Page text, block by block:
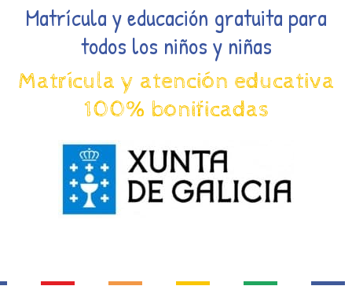
Matrícula y educación gratuita para
todos los niños y niñas
Matrícula y atención educativa
100% bonificadas